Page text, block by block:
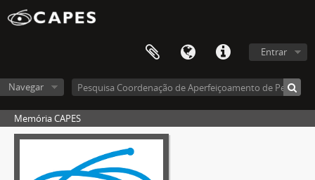
Entrar
Navegar
Memória CAPES